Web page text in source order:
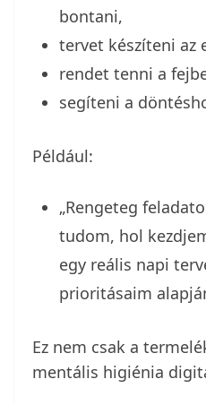
bontani,
tervet készíteni az
rendet tenni a
segíteni a
Például:
„Rengeteg
tudom, hol
egy reális napi
prioritásaim
Ez nem csak a
mentális higiénia